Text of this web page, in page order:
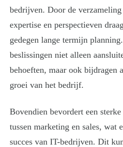
bedrijven. Door de
expertise en perspectieven
gedegen lange termijn
beslissingen niet alleen
behoeften, maar ook bijdragen
groei van het bedrijf.
Bovendien bevordert een
tussen marketing en sales, wat
succes van IT-bedrijven. Dit